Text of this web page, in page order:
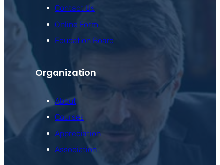
Contact Us
Online Form
Education Board
Organization
About
Courses
Appreciation
Association